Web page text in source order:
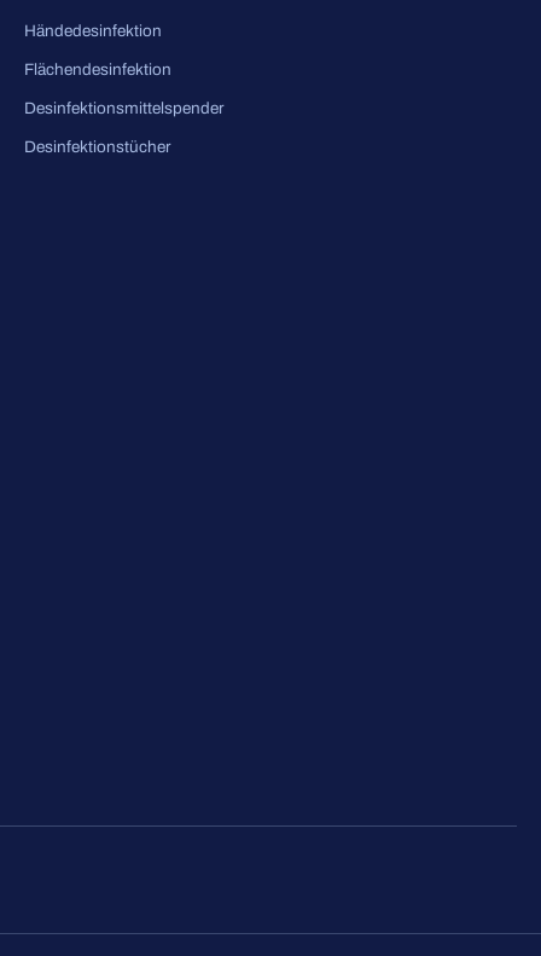
Händedesinfektion
Flächendesinfektion
Desinfektionsmittelspender
Desinfektionstücher